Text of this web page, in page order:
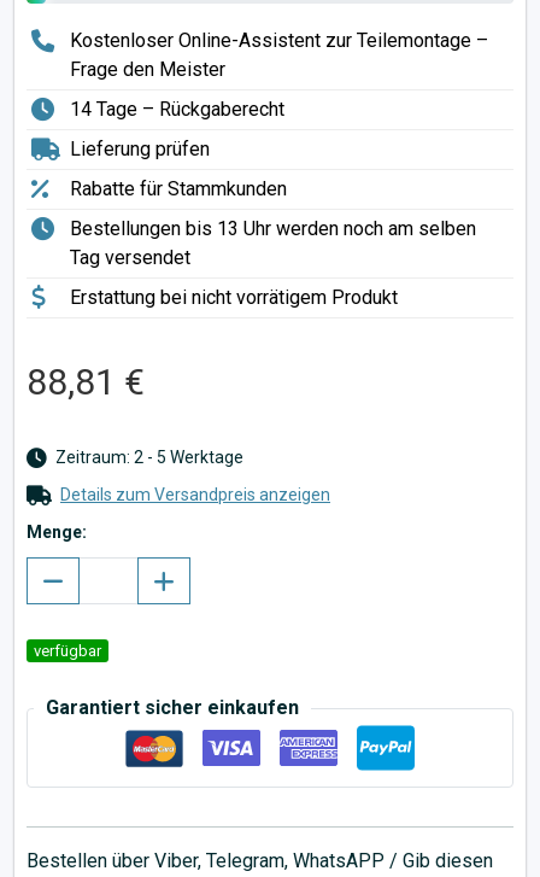
Kostenloser Online-Assistent zur Teilemontage –
Frage den Meister
14 Tage – Rückgaberecht
Lieferung prüfen
Rabatte für Stammkunden
Bestellungen bis 13 Uhr werden noch am selben
Tag versendet
Erstattung bei nicht vorrätigem Produkt
88,81 €
Zeitraum: 2 - 5 Werktage
Details zum Versandpreis anzeigen
Menge:
verfügbar
Garantiert sicher einkaufen
Bestellen über Viber, Telegram, WhatsAPP / Gib diesen